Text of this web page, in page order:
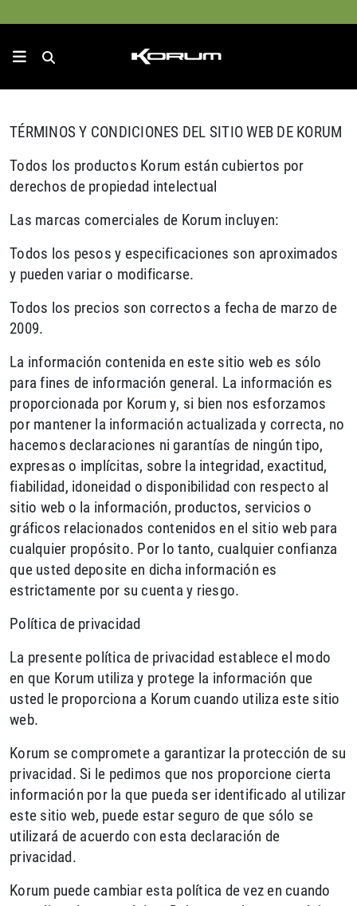
TÉRMINOS Y CONDICIONES DEL SITIO WEB DE KORUM
Todos los productos Korum están cubiertos por
derechos de propiedad intelectual
Las marcas comerciales de Korum incluyen:
Todos los pesos y especificaciones son aproximados
y pueden variar o modificarse.
Todos los precios son correctos a fecha de marzo de
2009.
La información contenida en este sitio web es sólo
para fines de información general. La información es
proporcionada por Korum y, si bien nos esforzamos
por mantener la información actualizada y correcta, no
hacemos declaraciones ni garantías de ningún tipo,
expresas o implícitas, sobre la integridad, exactitud,
fiabilidad, idoneidad o disponibilidad con respecto al
sitio web o la información, productos, servicios o
gráficos relacionados contenidos en el sitio web para
cualquier propósito. Por lo tanto, cualquier confianza
que usted deposite en dicha información es
estrictamente por su cuenta y riesgo.
Política de privacidad
La presente política de privacidad establece el modo
en que Korum utiliza y protege la información que
usted le proporciona a Korum cuando utiliza este sitio
web.
Korum se compromete a garantizar la protección de su
privacidad. Si le pedimos que nos proporcione cierta
información por la que pueda ser identificado al utilizar
este sitio web, puede estar seguro de que sólo se
utilizará de acuerdo con esta declaración de
privacidad.
Korum puede cambiar esta política de vez en cuando